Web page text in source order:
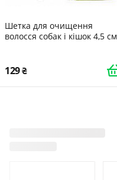
Шетка для очищення
волосся собак і кішок 4,5 см
129